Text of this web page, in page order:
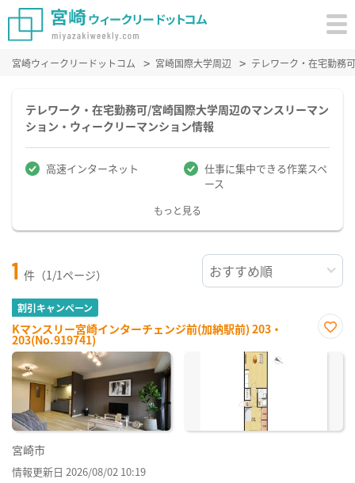
宮崎ウィークリードットコム 宮崎国際大学周辺 テレワーク・在宅勤務
テレワーク・在宅勤務可/宮崎国際大学周辺のマンスリーマン
ション・ウィークリーマンション情報
高速インターネット
仕事に集中できる作業スペ
ース
もっと見る
1 件（1/1ページ）
割引キャンペーン
Kマンスリー宮崎インターチェンジ前(加納駅前) 203・
203(No.919741)
に入
宮崎市
情報更新日 2026/08/02 10:19